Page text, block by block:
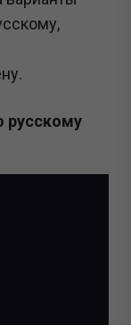
русскому